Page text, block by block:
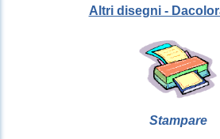
Altri disegni -
Stampare